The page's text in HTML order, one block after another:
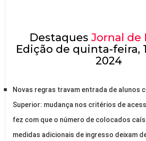
Destaques Jornal de
Edição de quinta-feira,
2024
Novas regras travam entrada de alunos
Superior: mudança nos critérios de
fez com que o número de colocados
medidas adicionais de ingresso deixam